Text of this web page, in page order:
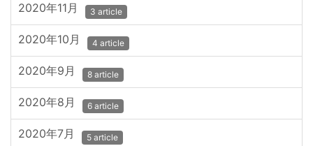
2020年11月 3 article
2020年10月 4 article
2020年9月 8 article
2020年8月 6 article
2020年7月 5 article